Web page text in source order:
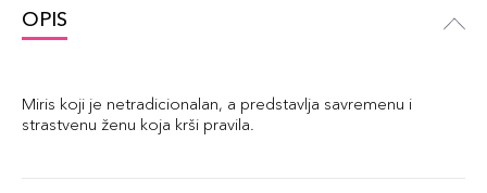
OPIS
Miris koji je netradicionalan, a predstavlja savremenu i
strastvenu ženu koja krši pravila.